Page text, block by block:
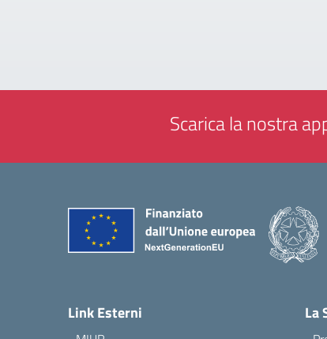
Scarica la nostra
Link Esterni La